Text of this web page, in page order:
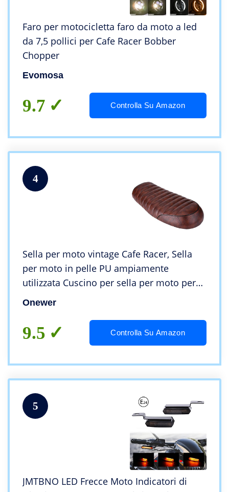
Faro per motocicletta faro da moto a led
da 7,5 pollici per Cafe Racer Bobber
Chopper
Evomosa
9.7 Controlla Su Amazon
4
Sella per moto vintage Cafe Racer, Sella
per moto in pelle PU ampiamente
utilizzata Cuscino per sella per moto per
Cafe Racer Cuscino per interni auto per gli
Onewer
9.5 Controlla Su Amazon
5
JMTBNO LED Frecce Moto Indicatori di